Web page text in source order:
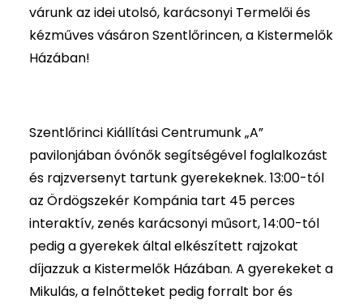
várunk az idei utolsó, karácsonyi Termelői és
kézműves vásáron Szentlőrincen, a Kistermelők
Házában!
Szentlőrinci Kiállítási Centrumunk „A”
pavilonjában óvónők segítségével foglalkozást
és rajzversenyt tartunk gyerekeknek. 13:00-tól
az Ördögszekér Kompánia tart 45 perces
interaktív, zenés karácsonyi műsort, 14:00-tól
pedig a gyerekek által elkészített rajzokat
díjazzuk a Kistermelők Házában. A gyerekeket a
Mikulás, a felnőtteket pedig forralt bor és